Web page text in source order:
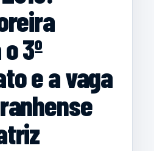
3º
e a vaga